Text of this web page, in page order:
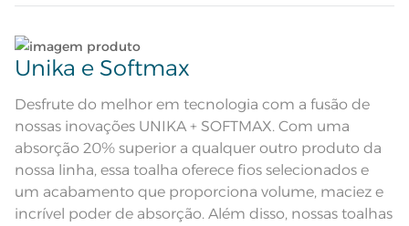
marrom com barra decorativa
Composição
Cor Taupe
Itens Inclusos 1 Toalha De Rosto
Medida 48cm x 80cm
Lave tipos de tecidos distintos separadamente;
ciclo;
Lave as peças no ciclo leve, suave ou delicado de
sua lavadora;
Enxágue as peças com bastante água;
Unika e Softmax
Desfrute do melhor em tecnologia com a fusão de
nossas inovações UNIKA + SOFTMAX. Com uma
absorção 20% superior a qualquer outro produto da
nossa linha, essa toalha oferece fios selecionados e
um acabamento que proporciona volume, maciez e
incrível poder de absorção. Além disso, nossas toalhas